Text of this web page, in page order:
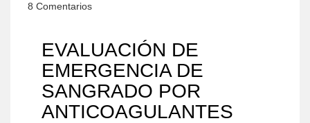
8 Comentarios
EVALUACIÓN DE
EMERGENCIA DE
SANGRADO POR
ANTICOAGULANTES